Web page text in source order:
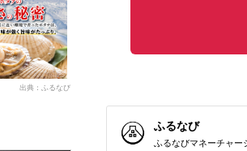
出典：ふるなび
ふるなび
ふるなびマネーチャー